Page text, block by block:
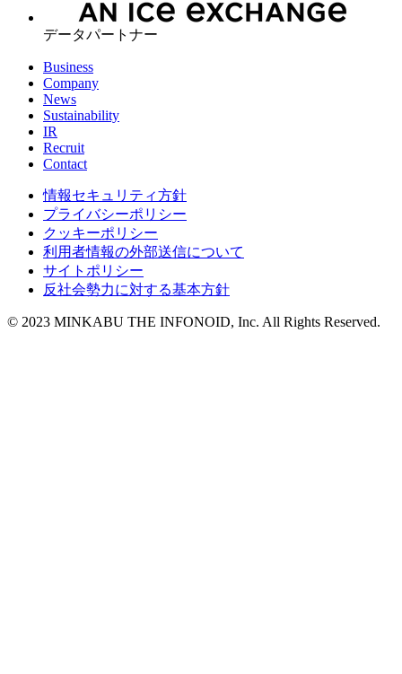
データパートナー
Business
Company
News
Sustainability
IR
Recruit
Contact
情報セキュリティ方針
プライバシーポリシー
クッキーポリシー
利用者情報の外部送信について
サイトポリシー
反社会勢力に対する基本方針
© 2023 MINKABU THE INFONOID, Inc. All Rights Reserved.